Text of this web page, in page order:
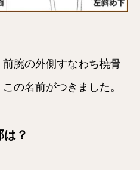
腕の外側すなわち橈骨
の名前がつきました。
？